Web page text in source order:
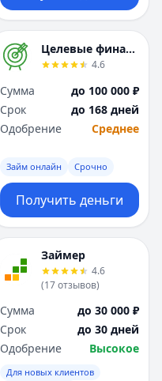
Чита
Я
Ярославль
Вся Россия
Чита
Я
Ярославль
Вся Россия
Целевые финансы
4.6
Сумма
до 100 000 ₽
Срок
до 168 дней
Одобрение
Среднее
Займ онлайн Срочно
Получить деньги
Займер
4.6
(17отзывов)
Сумма
до 30 000 ₽
Срок
до 30 дней
Одобрение
Высокое
Для новых клиентов